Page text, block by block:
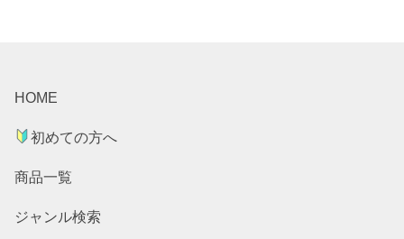
HOME
初めての方へ
商品一覧
ジャンル検索